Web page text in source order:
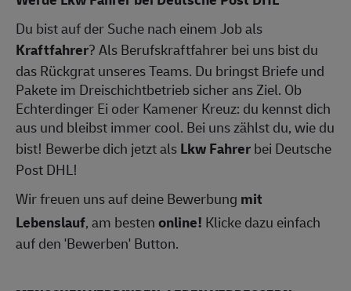
Du bist auf der Suche nach einem Job als
Kraftfahrer? Als Berufskraftfahrer bei uns bist du
das Rückgrat unseres Teams. Du bringst Briefe und
Pakete im Dreischichtbetrieb sicher ans Ziel. Ob
Echterdinger Ei oder Kamener Kreuz: du kennst dich
aus und bleibst immer cool. Bei uns zählst du, wie du
bist! Bewerbe dich jetzt alsLkw Fahrerbei Deutsche
Post DHL!
Wir freuen uns auf deine Bewerbung mit
Lebenslauf, am bestenonline! Klicke dazu einfach
auf den 'Bewerben' Button.